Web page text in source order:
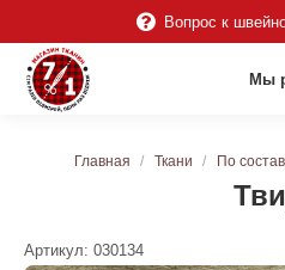
Вопрос к
Мы
Вы здесь:
Главная Ткани По
Артикул: 030134